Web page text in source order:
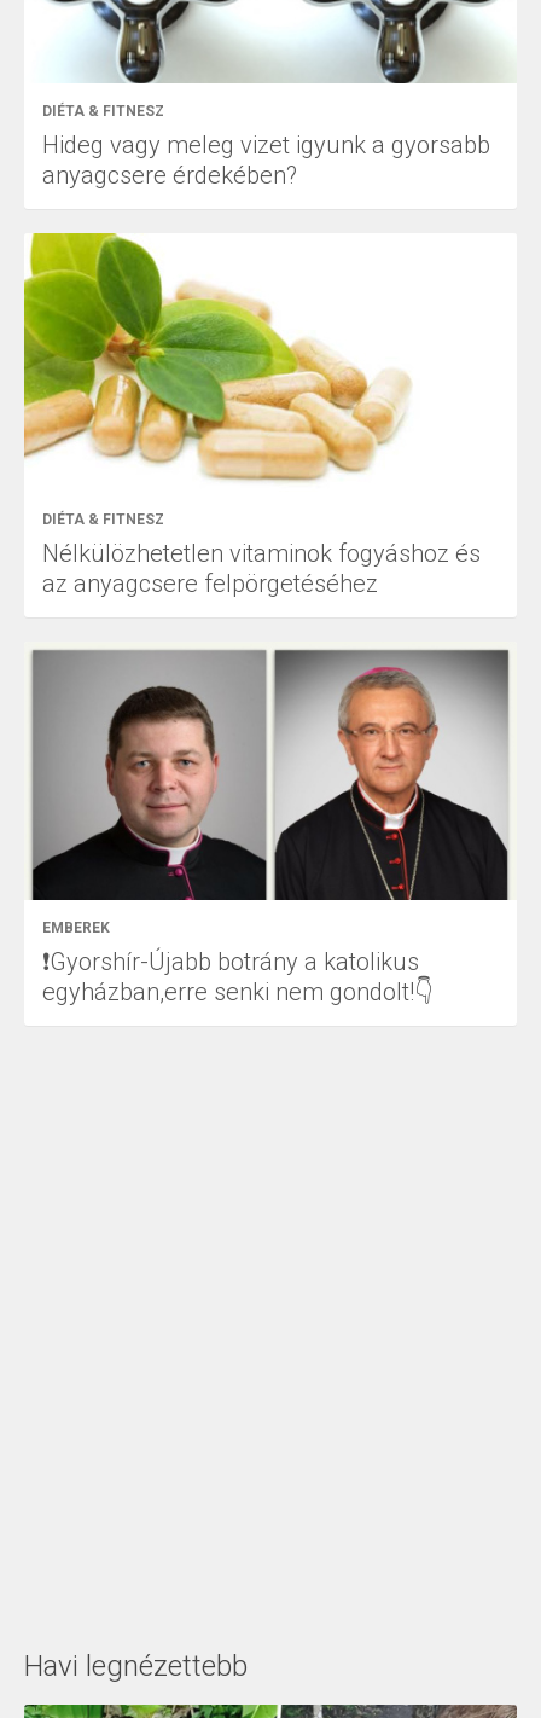
DIÉTA & FITNESZ
Hideg vagy meleg vizet igyunk a gyorsabb
anyagcsere érdekében?
DIÉTA & FITNESZ
Nélkülözhetetlen vitaminok fogyáshoz és
az anyagcsere felpörgetéséhez
EMBEREK
❗Gyorshír-Újabb botrány a katolikus
egyházban,erre senki nem gondolt!👇
Havi legnézettebb